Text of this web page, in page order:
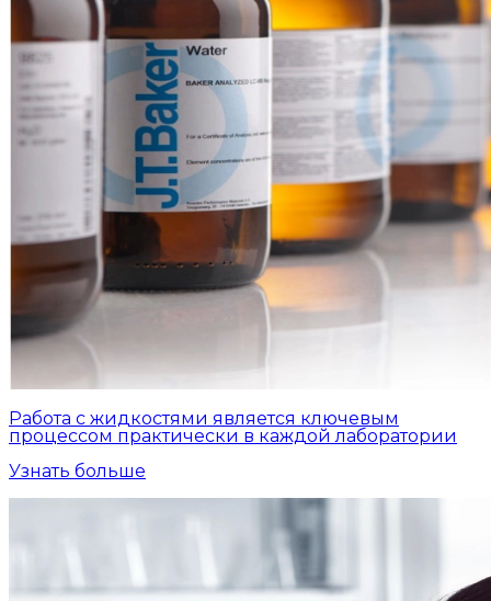
Работа с жидкостями является ключевым
процессом практически в каждой лаборатории
Узнать больше